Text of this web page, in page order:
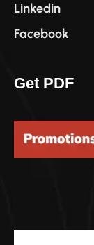
Linkedin
Facebook
Get PDF